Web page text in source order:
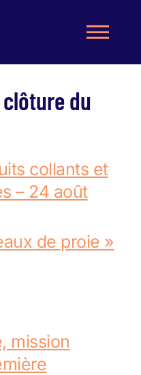
du
collants et
– 24 août
de proie »
mission